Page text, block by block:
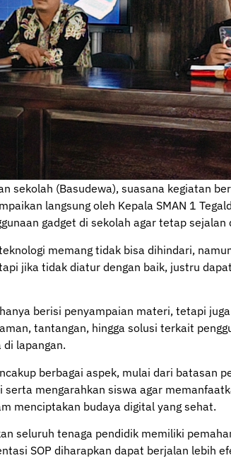
sekolah (Basudewa), suasana kegiatan
langsung oleh Kepala SMAN 1
gadget di sekolah agar tetap
memang tidak bisa dihindari,
jika tidak diatur dengan baik, justru
berisi penyampaian materi, tetapi
tantangan, hingga solusi terkait
lapangan.
berbagai aspek, mulai dari batasan
serta mengarahkan siswa agar
menciptakan budaya digital yang sehat.
seluruh tenaga pendidik memiliki
SOP diharapkan dapat berjalan lebih